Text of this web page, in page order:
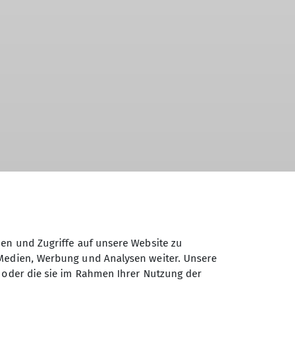
und Zugriffe auf unsere Website zu
Werbung und Analysen weiter. Unsere
die sie im Rahmen Ihrer Nutzung der